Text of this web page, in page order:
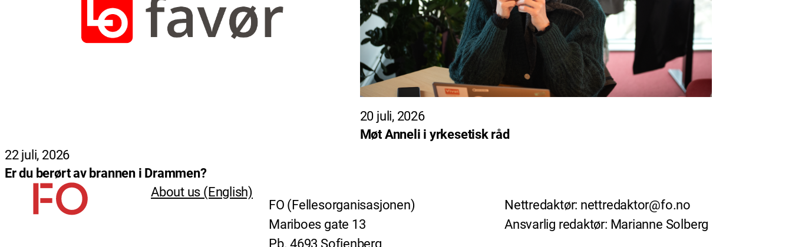
22 juli, 2026
Er du berørt av brannen i Drammen?
20 juli, 2026
Møt Anneli i yrkesetisk råd
About us (English)
FO (Fellesorganisasjonen)
Mariboes gate 13
Pb. 4693 Sofienberg
Nettredaktør: nettredaktor@fo.no
Ansvarlig redaktør: Marianne Solberg